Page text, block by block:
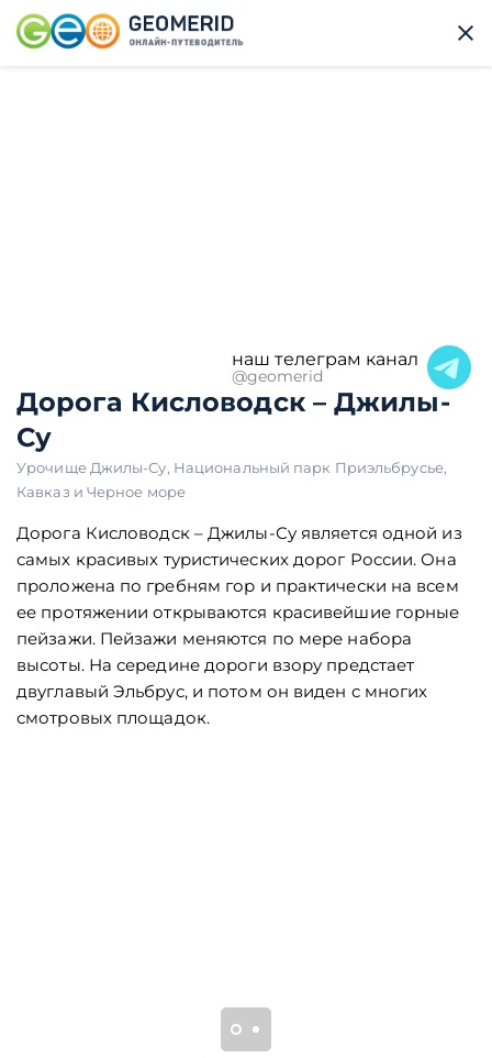
наш телеграм канал
@geomerid
Дорога Кисловодск – Джилы-
Су
Урочище Джилы-Су, Национальный парк Приэльбрусье,
Кавказ и Черное море
Дорога Кисловодск – Джилы-Су является одной из
самых красивых туристических дорог России. Она
проложена по гребням гор и практически на всем
ее протяжении открываются красивейшие горные
пейзажи. Пейзажи меняются по мере набора
высоты. На середине дороги взору предстает
двуглавый Эльбрус, и потом он виден с многих
смотровых площадок.